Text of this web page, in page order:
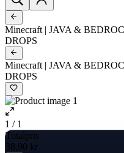
Minecraft | JAVA &
DROPS
Minecraft | JAVA &
DROPS
1 / 1
Totalpris
38,90 kr